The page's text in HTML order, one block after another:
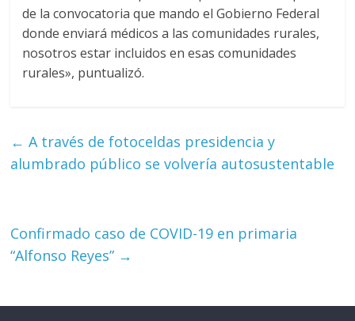
de la convocatoria que mando el Gobierno Federal
donde enviará médicos a las comunidades rurales,
nosotros estar incluidos en esas comunidades
rurales», puntualizó.
← A través de fotoceldas presidencia y
alumbrado público se volvería autosustentable
Confirmado caso de COVID-19 en primaria
“Alfonso Reyes” →